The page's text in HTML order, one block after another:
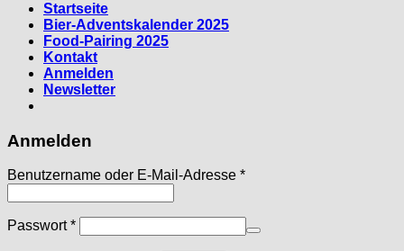
Startseite
Bier-Adventskalender 2025
Food-Pairing 2025
Kontakt
Anmelden
Newsletter
Anmelden
Benutzername oder E-Mail-Adresse *Erforderlich
Passwort*Erforderlich